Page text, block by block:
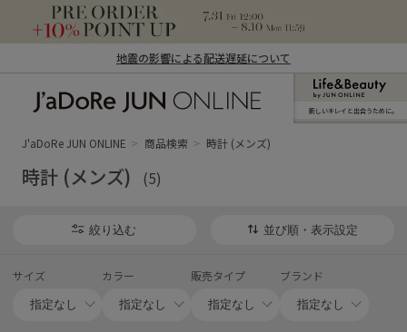
地震の影響による配送遅延について
ン オンライン）
新しいキレイと出合うために。
J'aDoRe JUN ONLINE 商品検索 時計 (メンズ)
時計 (メンズ) (5)
絞り込む 並び順・表示設定
サイズ カラー 販売タイプ ブランド